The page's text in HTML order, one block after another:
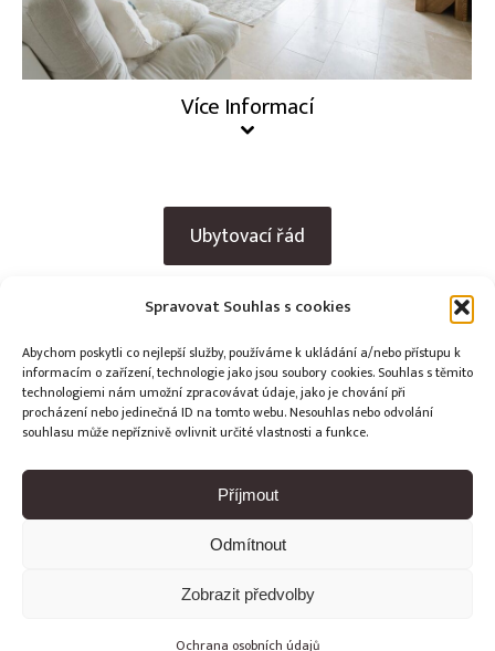
Spravovat Souhlas s cookies
Abychom poskytli co nejlepší služby, používáme k ukládání a/nebo přístupu k
informacím o zařízení, technologie jako jsou soubory cookies. Souhlas s těmito
technologiemi nám umožní zpracovávat údaje, jako je chování při
procházení nebo jedinečná ID na tomto webu. Nesouhlas nebo odvolání
souhlasu může nepříznivě ovlivnit určité vlastnosti a funkce.
Příjmout
Odmítnout
Zobrazit předvolby
Ochrana osobních údajů
Více Informací
Ubytovací řád
Ceník
Ceník
Ubytování Beskydy